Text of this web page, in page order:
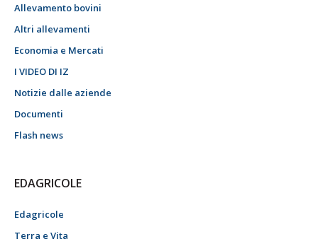
Allevamento bovini
Altri allevamenti
Economia e Mercati
I VIDEO DI IZ
Notizie dalle aziende
Documenti
Flash news
EDAGRICOLE
Edagricole
Terra e Vita